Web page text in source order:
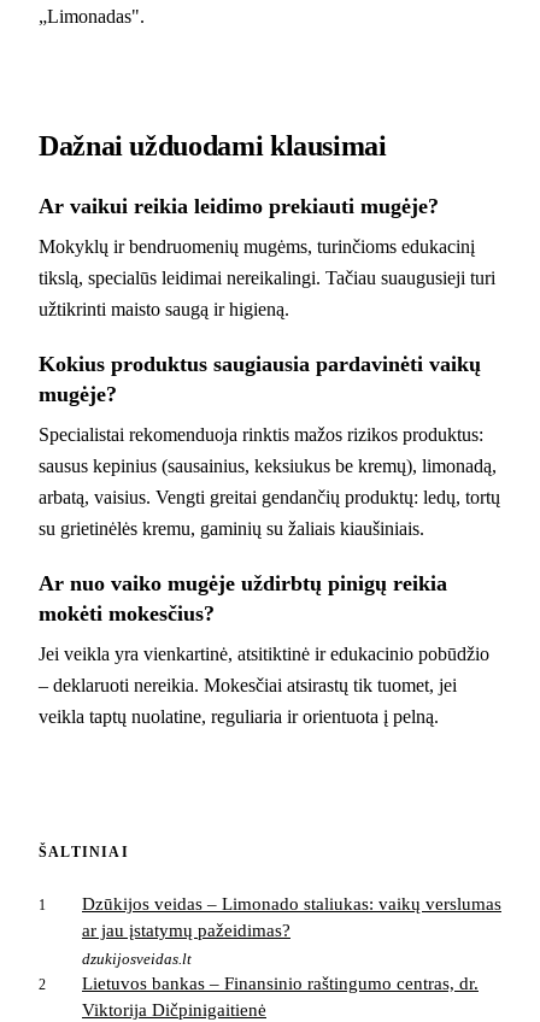
„Limonadas".
Dažnai užduodami klausimai
Ar vaikui reikia leidimo prekiauti mugėje?
Mokyklų ir bendruomenių mugėms, turinčioms edukacinį
tikslą, specialūs leidimai nereikalingi. Tačiau suaugusieji turi
užtikrinti maisto saugą ir higieną.
Kokius produktus saugiausia pardavinėti vaikų
mugėje?
Specialistai rekomenduoja rinktis mažos rizikos produktus:
sausus kepinius (sausainius, keksiukus be kremų), limonadą,
arbatą, vaisius. Vengti greitai gendančių produktų: ledų, tortų
su grietinėlės kremu, gaminių su žaliais kiaušiniais.
Ar nuo vaiko mugėje uždirbtų pinigų reikia
mokėti mokesčius?
Jei veikla yra vienkartinė, atsitiktinė ir edukacinio pobūdžio
– deklaruoti nereikia. Mokesčiai atsirastų tik tuomet, jei
veikla taptų nuolatine, reguliaria ir orientuota į pelną.
ŠALTINIAI
1
Dzūkijos veidas – Limonado staliukas: vaikų verslumas
ar jau įstatymų pažeidimas?
dzukijosveidas.lt
2
Lietuvos bankas – Finansinio raštingumo centras, dr.
Viktorija Dičpinigaitienė